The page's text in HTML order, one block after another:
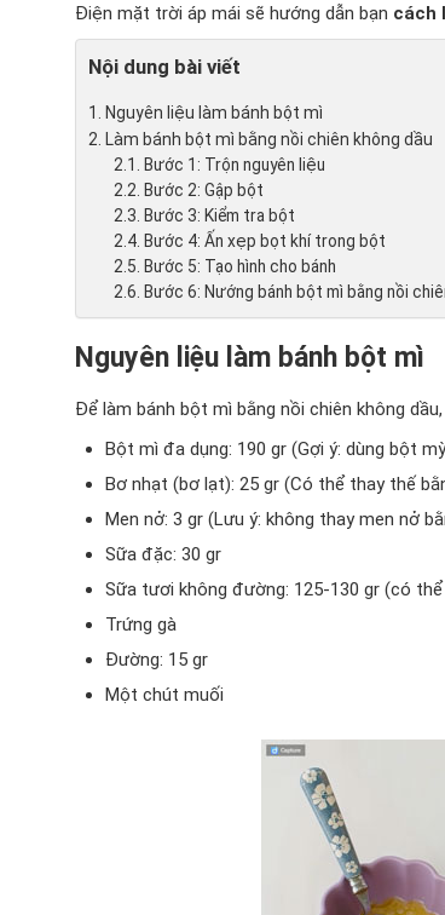
Điện mặt trời áp mái sẽ hướng dẫn bạn cách
Nội dung bài viết
Nguyên liệu làm bánh bột mì
Làm bánh bột mì bằng nồi chiên không dầu
Bước 1: Trộn nguyên liệu
Bước 2: Gập bột
Bước 3: Kiểm tra bột
Bước 4: Ấn xẹp bọt khí trong bột
Bước 5: Tạo hình cho bánh
Bước 6: Nướng bánh bột mì bằng nồi
Nguyên liệu làm bánh bột mì
Để làm bánh bột mì bằng nồi chiên không
Bột mì đa dụng: 190 gr (Gợi ý: dùng bột
Bơ nhạt (bơ lạt): 25 gr (Có thể thay thế
Men nở: 3 gr (Lưu ý: không thay men nở
Sữa đặc: 30 gr
Sữa tươi không đường: 125-130 gr (có
Trứng gà
Đường: 15 gr
Một chút muối